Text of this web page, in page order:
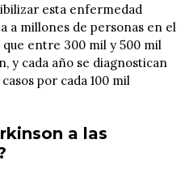
esta enfermedad
a millones de personas en el
entre 300 mil y 500 mil
y cada año se diagnostican
por cada 100 mil
a las